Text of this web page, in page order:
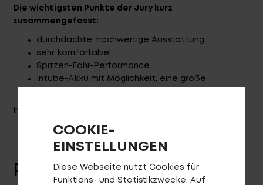
Finde die richtige Rahmengröße
Die wichtigsten Punkte der Jury kurz
zusammengefasst:
durchdachte, hochwertige Ausstattung
sehr komfortabel
Spitzen-Fahr-Performance
Intube-Akku mit Möglichkeit, eine große
Info zum Design & Innovation Award gibt es
PRODUKT ANSEHEN
COOKIE-
EINSTELLUNGEN
Diese Webseite nutzt Cookies für
Funktions- und Statistikzwecke. Auf